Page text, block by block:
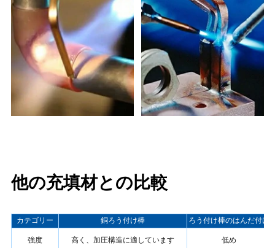
他の充填材との比較
カテゴリー 銅ろう付け棒
ろう付け棒のはんだ付け
強度
高く、加圧構造に適しています
低め